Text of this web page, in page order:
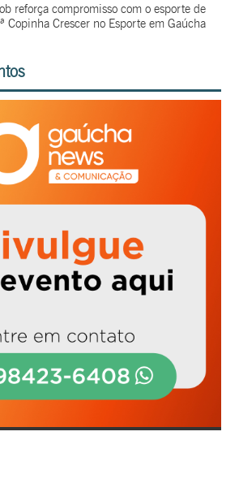
reforça compromisso com o esporte de
Copinha Crescer no Esporte em Gaúcha